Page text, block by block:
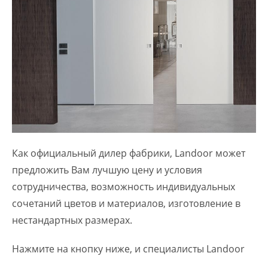
Как официальный дилер фабрики, Landoor может
предложить Вам лучшую цену и условия
сотрудничества, возможность индивидуальных
сочетаний цветов и материалов, изготовление в
нестандартных размерах.
Нажмите на кнопку ниже, и специалисты Landoor